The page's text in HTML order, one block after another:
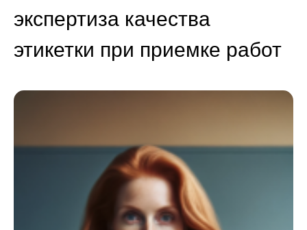
экспертиза качества
этикетки при приемке работ